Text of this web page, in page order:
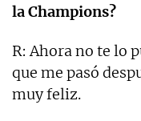
la Champions?
R: Ahora no te lo
que me pasó
muy feliz.